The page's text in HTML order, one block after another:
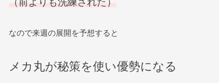
なので来週の展開を予想すると
メカ丸が秘策を使い優勢になる